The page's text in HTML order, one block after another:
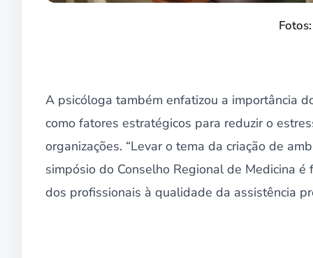
A psicóloga também enfatizou a importância
como fatores estratégicos para reduzir o
organizações. “Levar o tema da criação de
simpósio do Conselho Regional de Medicina
dos profissionais à qualidade da assistência